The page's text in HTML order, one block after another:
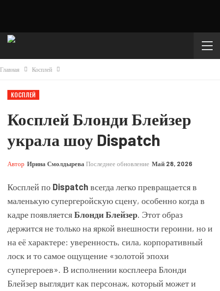
Главная Косплей
КОСПЛЕЙ
Косплей Блонди Блейзер
украла шоу Dispatch
Автор Ирина Смолдырева Последнее обновление Май 28, 2026
Косплей по Dispatch всегда легко превращается в
маленькую супергеройскую сцену, особенно когда в
кадре появляетсяБлонди Блейзер. Этот образ
держится не только на яркой внешности героини, но и
на её характере: уверенность, сила, корпоративный
лоск и то самое ощущение «золотой эпохи
супергероев». В исполнении косплеера Блонди
Блейзер выглядит как персонаж, который может и